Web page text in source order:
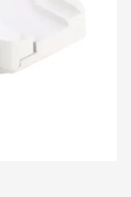
Têtes